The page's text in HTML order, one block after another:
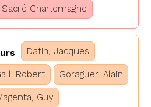
Sacré Charlemagne
Datin, Jacques
Robert Goraguer, Alain
Guy